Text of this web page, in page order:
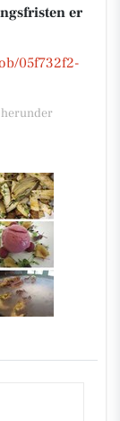
er
05f732f2-
herunder